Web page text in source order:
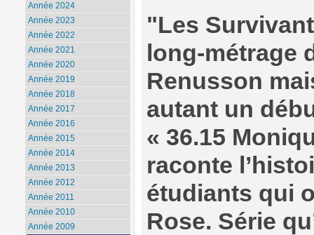
"Les
long-métrage
Renusson
autant un
« 36.15
raconte
étudiants qui
Rose. Série
Année 2024
Année 2023
Année 2022
Année 2021
Année 2020
Année 2019
Année 2018
Année 2017
Année 2016
Année 2015
Année 2014
Année 2013
Année 2012
Année 2011
Année 2010
Année 2009